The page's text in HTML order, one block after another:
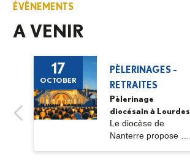
ÉVÈNEMENTS
A VENIR
17
OCTOBER
PÈLERINAGES -
RETRAITES
Pèlerinage
diocésain à Lourdes
Le diocèse de
Nanterre propose un